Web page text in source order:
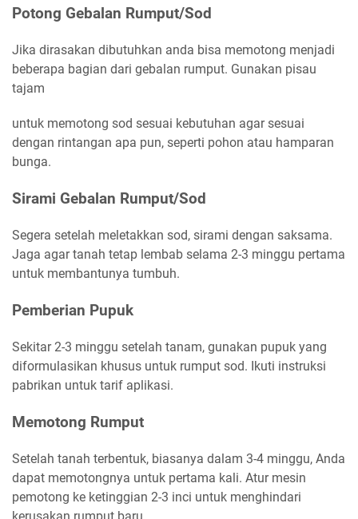
Potong Gebalan Rumput/Sod
Jika dirasakan dibutuhkan anda bisa memotong menjadi
beberapa bagian dari gebalan rumput. Gunakan pisau
tajam
untuk memotong sod sesuai kebutuhan agar sesuai
dengan rintangan apa pun, seperti pohon atau hamparan
bunga.
Sirami Gebalan Rumput/Sod
Segera setelah meletakkan sod, sirami dengan saksama.
Jaga agar tanah tetap lembab selama 2-3 minggu pertama
untuk membantunya tumbuh.
Pemberian Pupuk
Sekitar 2-3 minggu setelah tanam, gunakan pupuk yang
diformulasikan khusus untuk rumput sod. Ikuti instruksi
pabrikan untuk tarif aplikasi.
Memotong Rumput
Setelah tanah terbentuk, biasanya dalam 3-4 minggu, Anda
dapat memotongnya untuk pertama kali. Atur mesin
pemotong ke ketinggian 2-3 inci untuk menghindari